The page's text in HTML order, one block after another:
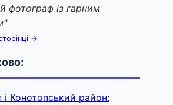
фотограф із гарним
→
і Конотопський район: